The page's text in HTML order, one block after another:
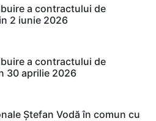
a contractului de
2 iunie 2026
a contractului de
30 aprilie 2026
Ștefan Vodă în comun cu